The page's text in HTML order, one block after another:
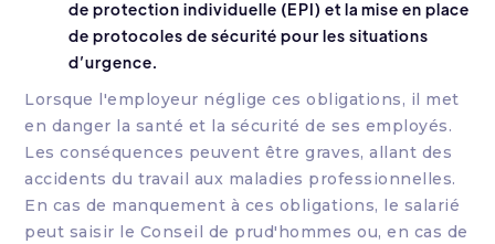
de protection individuelle (EPI) et la mise en place
de protocoles de sécurité pour les situations
d’urgence.
Lorsque l'employeur néglige ces obligations, il met
en danger la santé et la sécurité de ses employés.
Les conséquences peuvent être graves, allant des
accidents du travail aux maladies professionnelles.
En cas de manquement à ces obligations, le salarié
peut saisir le Conseil de prud'hommes ou, en cas de